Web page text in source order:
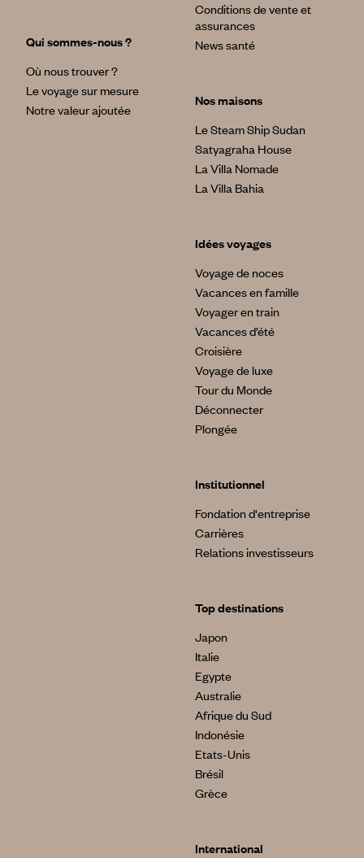
Qui sommes-nous ?
Où nous trouver ?
Le voyage sur mesure
Notre valeur ajoutée
Conditions de vente et
assurances
News santé
Nos maisons
Le Steam Ship Sudan
Satyagraha House
La Villa Nomade
La Villa Bahia
Idées voyages
Voyage de noces
Vacances en famille
Voyager en train
Vacances d’été
Croisière
Voyage de luxe
Tour du Monde
Déconnecter
Plongée
Institutionnel
Fondation d'entreprise
Carrières
Relations investisseurs
Top destinations
Japon
Italie
Egypte
Australie
Afrique du Sud
Indonésie
Etats-Unis
Brésil
Grèce
International